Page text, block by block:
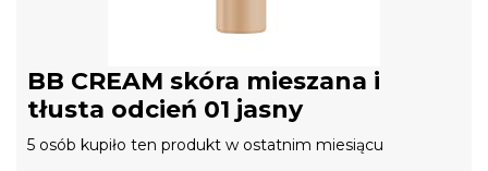
BB CREAM skóra mieszana i
tłusta odcień 01 jasny
5 osób kupiło ten produkt w ostatnim miesiącu